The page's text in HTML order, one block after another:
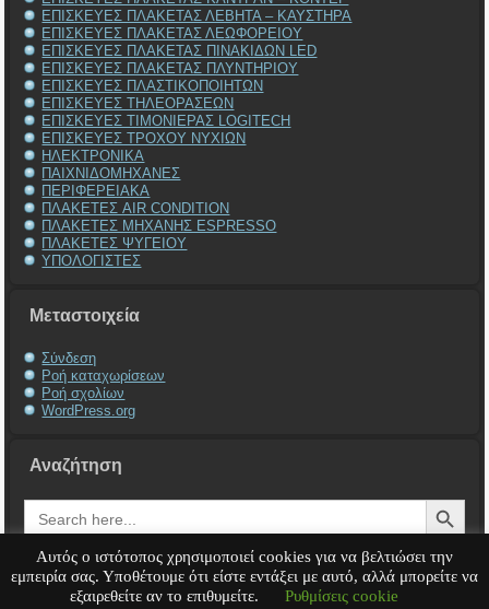
ΕΠΙΣΚΕΥΕΣ ΠΛΑΚΕΤΑΣ ΛΕΒΗΤΑ – ΚΑΥΣΤΗΡΑ
ΕΠΙΣΚΕΥΕΣ ΠΛΑΚΕΤΑΣ ΛΕΩΦΟΡΕΙΟΥ
ΕΠΙΣΚΕΥΕΣ ΠΛΑΚΕΤΑΣ ΠΙΝΑΚΙΔΩΝ LED
ΕΠΙΣΚΕΥΕΣ ΠΛΑΚΕΤΑΣ ΠΛΥΝΤΗΡΙΟΥ
ΕΠΙΣΚΕΥΕΣ ΠΛΑΣΤΙΚΟΠΟΙΗΤΩΝ
ΕΠΙΣΚΕΥΕΣ ΤΗΛΕΟΡΑΣΕΩΝ
ΕΠΙΣΚΕΥΕΣ ΤΙΜΟΝΙΕΡΑΣ LOGITECH
ΕΠΙΣΚΕΥΕΣ ΤΡΟΧΟΥ ΝΥΧΙΩΝ
ΗΛΕΚΤΡΟΝΙΚΑ
ΠΑΙΧΝΙΔΟΜΗΧΑΝΕΣ
ΠΕΡΙΦΕΡΕΙΑΚΑ
ΠΛΑΚΕΤΕΣ AIR CONDITION
ΠΛΑΚΕΤΕΣ ΜΗΧΑΝΗΣ ESPRESSO
ΠΛΑΚΕΤΕΣ ΨΥΓΕΙΟΥ
ΥΠΟΛΟΓΙΣΤΕΣ
Μεταστοιχεία
Σύνδεση
Ροή καταχωρίσεων
Ροή σχολίων
WordPress.org
Αναζήτηση
Search
for:
Search Button
Service Υπολογιστή Service Laptop Service Macbook Service Περιφερειακά
Αυτός ο ιστότοπος χρησιμοποιεί cookies για να βελτιώσει την
εμπειρία σας. Υποθέτουμε ότι είστε εντάξει με αυτό, αλλά μπορείτε να
εξαιρεθείτε αν το επιθυμείτε.
Ρυθμίσεις cookie